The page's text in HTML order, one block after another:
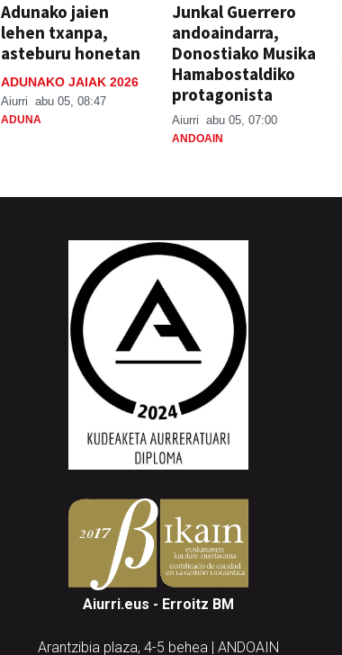
Adunako jaien
lehen txanpa,
asteburu honetan
ADUNAKO JAIAK 2026
Aiurri abu 05, 08:47
ADUNA
Junkal Guerrero
andoaindarra,
Donostiako Musika
Hamabostaldiko
protagonista
Aiurri abu 05, 07:00
ANDOAIN
Aiurri.eus - Erroitz BM
Arantzibia plaza, 4-5 behea | ANDOAIN